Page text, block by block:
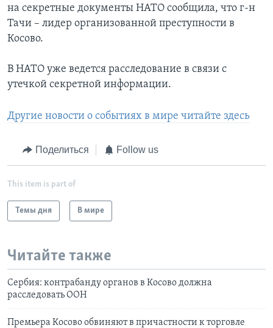
на секретные документы НАТО сообщила, что г-н
Тачи – лидер организованной преступности в
Косово.
В НАТО уже ведется расследование в связи с
утечкой секретной информации.
Другие новости о событиях в мире читайте здесь
Поделиться Follow us
This item is part of
Темы дня В мире
Читайте также
Сербия: контрабанду органов в Косово должна
расследовать ООН
Премьера Косово обвиняют в причастности к торговле